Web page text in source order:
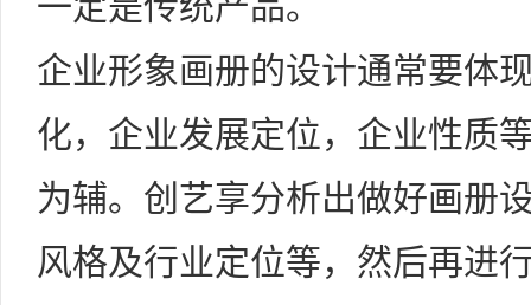
企业形象画册的设计通常要体
化，企业发展定位，企业性质
为辅。创艺享分析出做好画册
风格及行业定位等，然后再进